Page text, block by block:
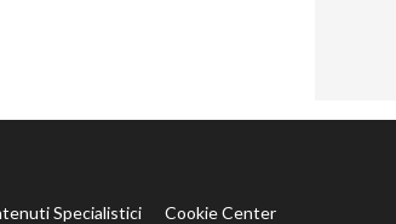
Specialistici Cookie Center